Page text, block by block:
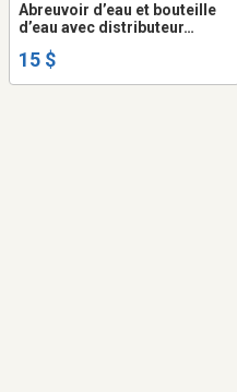
Abreuvoir d’eau et bouteille
d’eau avec distributeur…
15 $